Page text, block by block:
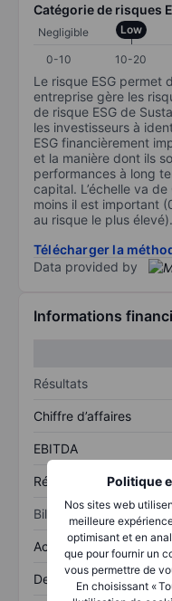
Politique
Nos sites web
meilleure
optimisant et en
que pour fournir un
vous permettre de
En choisissant «
Catégorie de risques
Negligible Low
0-10
10-20
Le risque ESG permet
entreprise gère les
de risque ESG de
les investisseurs à
ESG financièrement
et la manière dont ils
performances à long
capital. L’échelle va
moins il est important
au risque le plus élevé).
Télécharger la
Data provided by
Informations
Résultats
Chiffre d’affaires
EBITDA
Résultat net
Bilan
Actif total
Dette totale